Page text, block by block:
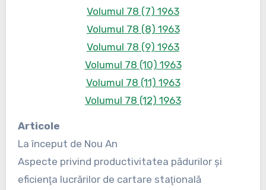
Volumul 78 (7) 1963
Volumul 78 (8) 1963
Volumul 78 (9) 1963
Volumul 78 (10) 1963
Volumul 78 (11) 1963
Volumul 78 (12) 1963
Articole
La început de Nou An
Aspecte privind productivitatea pădurilor şi
eficienţa lucrărilor de cartare staţională